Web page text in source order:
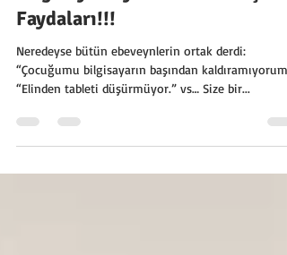
Bilgisayar Oyunlarının Gençlere
Faydaları!!!
Neredeyse bütün ebeveynlerin ortak derdi:
“Çocuğumu bilgisayarın başından
“Elinden tableti düşürmüyor.” vs… Size bir...